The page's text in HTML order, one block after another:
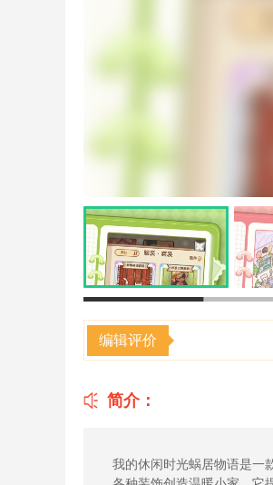
编辑评价
简介：
我的休闲时光蜗居物语是一